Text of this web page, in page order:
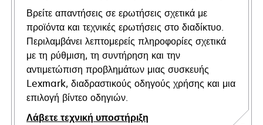
Βρείτε απαντήσεις σε ερωτήσεις σχετικά με
προϊόντα και τεχνικές ερωτήσεις στο διαδίκτυο.
Περιλαμβάνει λεπτομερείς πληροφορίες σχετικά
με τη ρύθμιση, τη συντήρηση και την
αντιμετώπιση προβλημάτων μιας συσκευής
Lexmark, διαδραστικούς οδηγούς χρήσης και μια
επιλογή βίντεο οδηγιών.
Λάβετε τεχνική υποστήριξη